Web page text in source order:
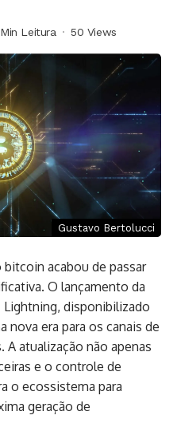
Leitura 50 Views
Gustavo Bertolucci
acabou de passar
O lançamento da
disponibilizado
nova era para os canais de
atualização não apenas
e o controle de
o ecossistema para
geração de